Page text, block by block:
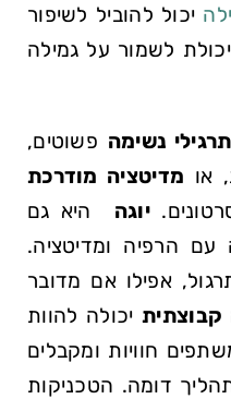
יכול להוביל⁤ לשיפור
‌לשמור על גמילה
תרגילי נשימה ​פשוטים,
או מדיטציה מודרכת
יוגה ⁢ היא גם
הרפיה‍ ומדיטציה.
אפילו אם מדובר
קבוצתית‍יכולה ​להוות
חוויות ומקבלים
דומה. הטכניקות